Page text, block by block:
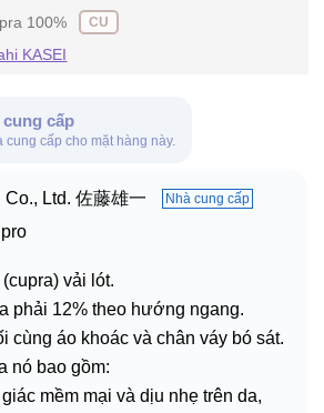
100% CU
KASEI
cấp
cấp cho mặt hàng này.
Ltd. 佐藤雄一 Nhà cung cấp
vải lót.
phải 12% theo hướng ngang.
cùng áo khoác và chân váy bó sát.
nó bao gồm:
mềm mại và dịu nhẹ trên da,